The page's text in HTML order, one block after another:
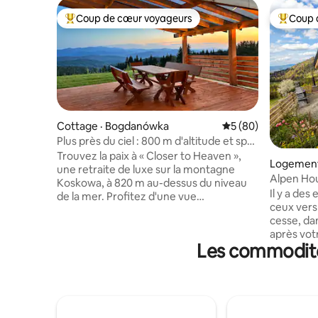
Coup de cœur voyageurs parmi les plus aimés
Coup de cœur voyageurs
Cottage · Bogdanówka Note moyenne de
5 (80)
Plus près du ciel : 800 m d'altitude et spa
extérieur
Trouvez la paix à « Closer to Heaven »,
une retraite de luxe sur la montagne
Koskowa, à 820 m au-dessus du niveau
de la mer. Profitez d'une vue
88 m ² est entouré de 2 300 m ² de
Coup
Coup
Il y a des
ceux
cesse,
après
Dursztyn
Les